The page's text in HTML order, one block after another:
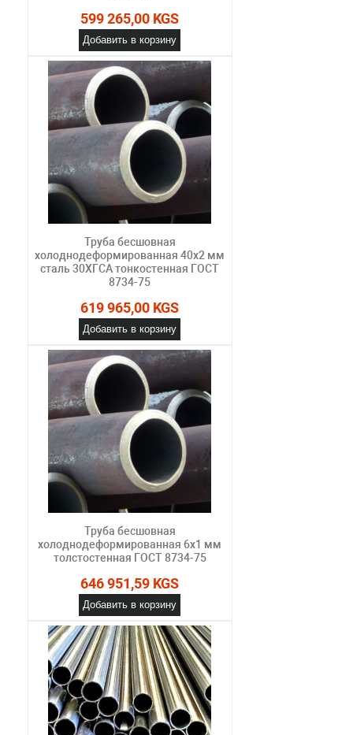
599 265,00 KGS
Добавить в корзину
Труба бесшовная
холоднодеформированная 40х2 мм
сталь 30ХГСА тонкостенная ГОСТ
8734-75
619 965,00 KGS
Добавить в корзину
Труба бесшовная
холоднодеформированная 6х1 мм
толстостенная ГОСТ 8734-75
646 951,59 KGS
Добавить в корзину